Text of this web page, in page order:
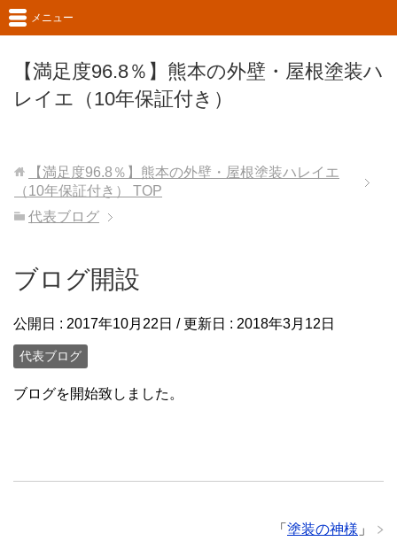
【満足度96.8％】熊本の外壁・屋根塗装ハ
レイエ（10年保証付き）
メニュー
【満足度96.8％】熊本の外壁・屋根塗装ハレイエ
（10年保証付き）
TOP
代表ブログ
ブログ開設
公開日 : 2017年10月22日 / 更新日 : 2018年3月12日
代表ブログ
ブログを開始致しました。
「 塗装の神様 」